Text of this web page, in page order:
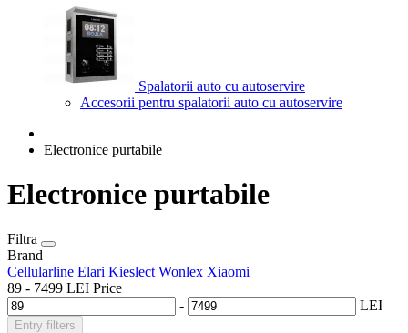
Spalatorii auto cu autoservire
Accesorii pentru spalatorii auto cu autoservire
Electronice purtabile
Electronice purtabile
Filtra
Brand
Cellularline Elari Kieslect Wonlex Xiaomi
89 - 7499 LEI Price
-
LEI
Entry filters